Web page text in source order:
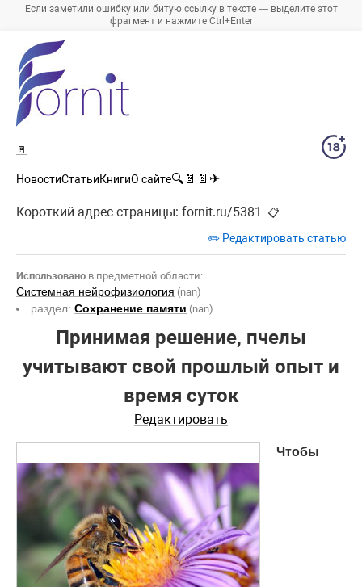
Если заметили ошибку или битую ссылку в тексте — выделите этот
фрагмент и нажмите Ctrl+Enter
🚪
НовостиСтатьиКнигиО сайте🔍 📄 📄 ✈
Короткий адрес страницы: fornit.ru/5381
📋
✏️ Редактировать статью
Использовано в предметной области:
Системная нейрофизиология (nan)
раздел:Сохранение памяти (nan)
Принимая решение, пчелы
учитывают свой прошлый опыт и
время суток
Редактировать
Чтобы